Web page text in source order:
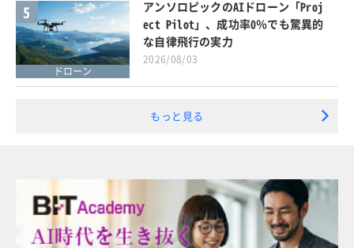
5
ドローン
アンソロピックのAIドローン「Proj
ect Pilot」、成功率0％でも驚異的
な自律飛行の実力
2026/08/03
もっと見る